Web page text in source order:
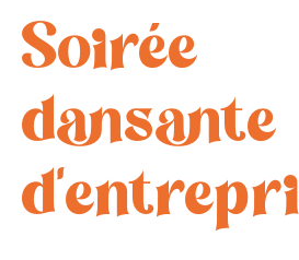
Soirée
dansante